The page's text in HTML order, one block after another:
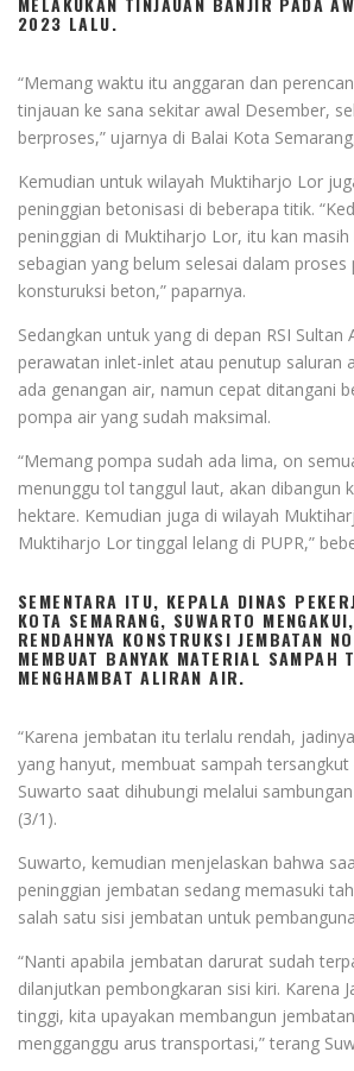
2023 LALU.
“Memang waktu itu anggaran dan
tinjauan ke sana sekitar awal Desember,
berproses,” ujarnya di Balai Kota
Kemudian untuk wilayah Muktiharjo Lor
peninggian betonisasi di beberapa titik.
peninggian di Muktiharjo Lor, itu kan masih
sebagian yang belum selesai dalam proses
konsturuksi beton,” paparnya.
Sedangkan untuk yang di depan RSI Sultan
perawatan inlet-inlet atau penutup saluran
ada genangan air, namun cepat ditangani
pompa air yang sudah maksimal.
“Memang pompa sudah ada lima, on
menunggu tol tanggul laut, akan dibangun
hektare. Kemudian juga di wilayah
Muktiharjo Lor tinggal lelang di PUPR,”
SEMENTARA ITU, KEPALA DINAS
KOTA SEMARANG, SUWARTO
RENDAHNYA KONSTRUKSI JEMBATAN
MEMBUAT BANYAK MATERIAL SAMPAH
MENGHAMBAT ALIRAN AIR.
“Karena jembatan itu terlalu rendah,
yang hanyut, membuat sampah
Suwarto saat dihubungi melalui
(3/1).
Suwarto, kemudian menjelaskan bahwa
peninggian jembatan sedang memasuki
salah satu sisi jembatan untuk
“Nanti apabila jembatan darurat sudah
dilanjutkan pembongkaran sisi kiri. Karena
tinggi, kita upayakan membangun
mengganggu arus transportasi,” terang